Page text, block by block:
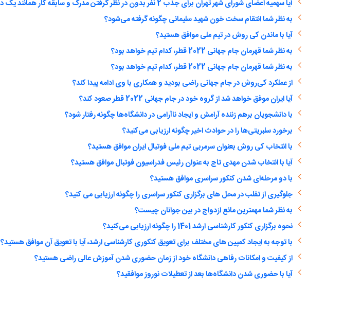
به نظر شما انتقام سخت خون شهید سلیمانی چگونه گرفته می‌شود؟
آیا با ماندن کی روش در تیم ملی موافق هستید؟
به نظر شما قهرمان جام جهانی 2022 قطر، کدام تیم خواهد بود؟
به نظر شما قهرمان جام جهانی 2022 قطر، کدام تیم خواهد بود؟
از عملکرد کی‌روش در جام جهانی راضی بودید و همکاری با وی ادامه پیدا کند؟
آیا ایران موفق خواهد شد از گروه خود در جام جهانی 2022 قطر صعود کند؟
با دانشجویان برهم زننده آرامش و ایجاد ناآرامی در دانشگاه‌ها چگونه رفتار شود؟
برخورد سلبریتی‌ها را در حوادث اخیر چگونه ارزیابی می‌کنید؟
با انتخاب کی روش بعنوان سرمربی تیم ملی فوتبال ایران موافق هستید؟
آیا با انتخاب شدن مهدی تاج به عنوان رئیس فدراسیون فوتبال موافق هستید؟
با دو مرحله‌ای شدن کنکور سراسری موافق هستید؟
جلوگیری از تقلب در محل های برگزاری کنکور سراسری را چگونه ارزیابی می کنید؟
به نظر شما مهمترین مانع ازدواج در بین جوانان چیست؟
نحوه برگزاری کنکور کارشناسی ارشد 1401 را چگونه ارزیابی می‌کنید؟
با توجه به ایجاد کمپین های مختلف برای تعویق کنکوری کارشناسی ارشد، آیا با تعویق آن موافق هستید؟
از کیفیت و امکانات رفاهی دانشگاه خود از زمان حضوری شدن آموزش عالی راضی هستید؟
آیا با حضوری شدن دانشگاه‌ها بعد از تعطیلات نوروز موافقید؟